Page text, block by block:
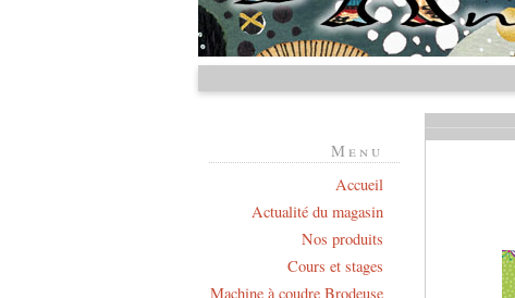
Menu
Accueil
Actualité du magasin
Nos produits
Cours et stages
Machine à coudre Brodeuse